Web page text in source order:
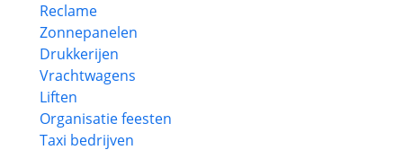
Reclame
Zonnepanelen
Drukkerijen
Vrachtwagens
Liften
Organisatie feesten
Taxi bedrijven